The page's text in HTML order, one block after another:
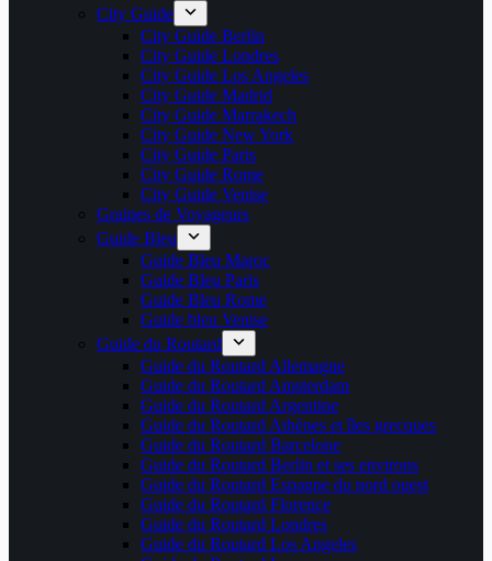
City Guide
City Guide Berlin
City Guide Londres
City Guide Los Angeles
City Guide Madrid
City Guide Marrakech
City Guide New York
City Guide Paris
City Guide Rome
City Guide Venise
Graines de Voyageurs
Guide Bleu
Guide Bleu Maroc
Guide Bleu Paris
Guide Bleu Rome
Guide bleu Venise
Guide du Routard
Guide du Routard Allemagne
Guide du Routard Amsterdam
Guide du Routard Argentine
Guide du Routard Athènes et îles grecques
Guide du Routard Barcelone
Guide du Routard Berlin et ses environs
Guide du Routard Espagne du nord ouest
Guide du Routard Florence
Guide du Routard Londres
Guide du Routard Los Angeles